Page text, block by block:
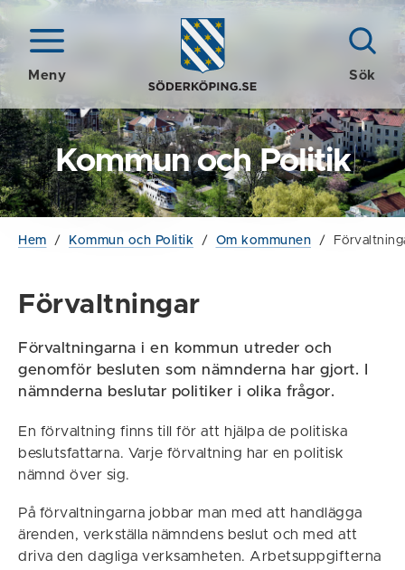
Meny Sök
Kommun och Politik
Hem / Kommun och Politik / Om kommunen /
Förvaltningar
Förvaltningarna i en kommun utreder och
genomför besluten som nämnderna har gjort. I
nämnderna beslutar politiker i olika frågor.
En förvaltning finns till för att hjälpa de politiska
beslutsfattarna. Varje förvaltning har en politisk
nämnd över sig.
På förvaltningarna jobbar man med att handlägga
ärenden, verkställa nämndens beslut och med att
driva den dagliga verksamheten. Arbetsuppgifterna